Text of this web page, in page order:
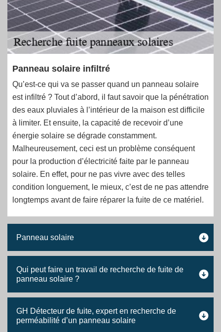
Panneau solaire infiltré
Qu’est-ce qui va se passer quand un panneau solaire
est infiltré ? Tout d’abord, il faut savoir que la pénétration
des eaux pluviales à l’intérieur de la maison est difficile
à limiter. Et ensuite, la capacité de recevoir d’une
énergie solaire se dégrade constamment.
Malheureusement, ceci est un problème conséquent
pour la production d’électricité faite par le panneau
solaire. En effet, pour ne pas vivre avec des telles
condition longuement, le mieux, c’est de ne pas attendre
longtemps avant de faire réparer la fuite de ce matériel.
Panneau solaire
Qui peut faire un travail de recherche de fuite de
panneau solaire ?
GH Détecteur de fuite, expert en recherche de
perméabilité d’un panneau solaire